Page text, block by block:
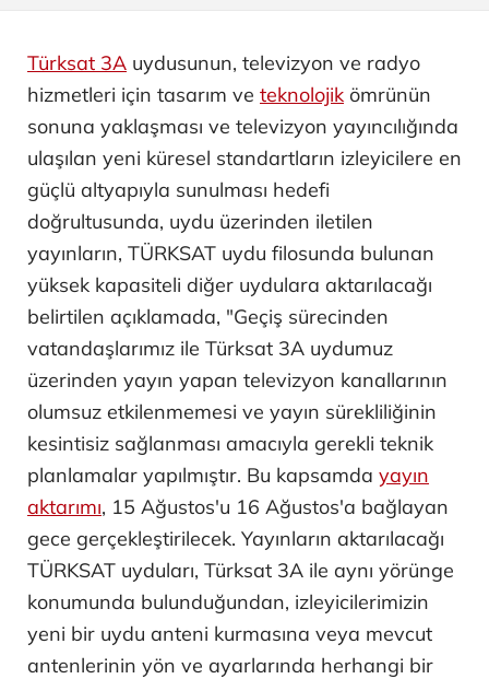
Türksat 3A uydusunun, televizyon ve radyo
hizmetleri için tasarım ve teknolojik ömrünün
sonuna yaklaşması ve televizyon yayıncılığında
ulaşılan yeni küresel standartların izleyicilere en
güçlü altyapıyla sunulması hedefi
doğrultusunda, uydu üzerinden iletilen
yayınların, TÜRKSAT uydu filosunda bulunan
yüksek kapasiteli diğer uydulara aktarılacağı
belirtilen açıklamada, "Geçiş sürecinden
vatandaşlarımız ile Türksat 3A uydumuz
üzerinden yayın yapan televizyon kanallarının
olumsuz etkilenmemesi ve yayın sürekliliğinin
kesintisiz sağlanması amacıyla gerekli teknik
planlamalar yapılmıştır. Bu kapsamda yayın
aktarımı, 15 Ağustos'u 16 Ağustos'a bağlayan
gece gerçekleştirilecek. Yayınların aktarılacağı
TÜRKSAT uyduları, Türksat 3A ile aynı yörünge
konumunda bulunduğundan, izleyicilerimizin
yeni bir uydu anteni kurmasına veya mevcut
antenlerinin yön ve ayarlarında herhangi bir